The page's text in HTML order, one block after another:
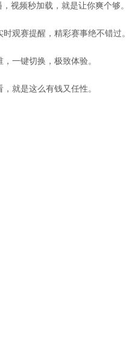
视频秒加载，就是让你爽个够。
观赛提醒，精彩赛事绝不错过。
一键切换，极致体验。
就是这么有钱又任性。